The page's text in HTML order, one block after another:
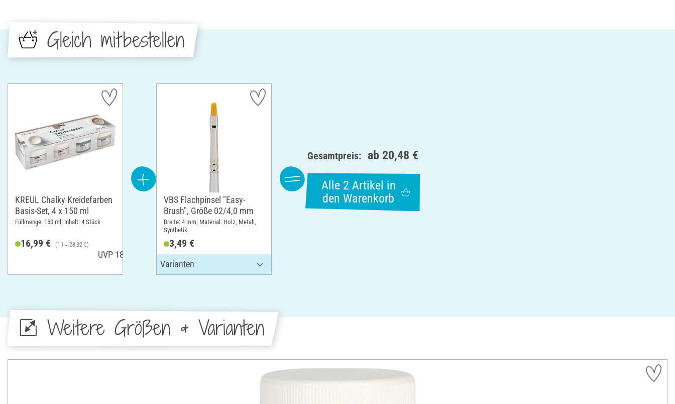
Gleich mitbestellen
KREUL Chalky Kreidefarben
Basis-Set, 4 x 150 ml
Füllmenge: 150 ml; Inhalt: 4 Stück
16,99 € (1 l = 28,32 €)
UVP 18,99 €
VBS Flachpinsel "Easy-
Brush", Größe 02/4,0 mm
Breite: 4 mm; Material: Holz, Metall,
Synthetik
3,49 €
Gesamtpreis: ab 20,48 €
Alle 2 Artikel in
den Warenkorb
Weitere Größen & Varianten